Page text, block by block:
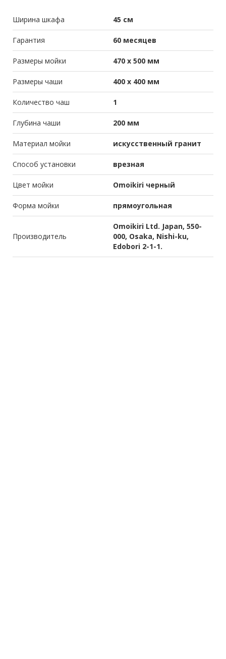
Ширина шкафа 45 см
Гарантия 60 месяцев
Размеры мойки 470 х 500 мм
Размеры чаши 400 х 400 мм
Количество чаш 1
Глубина чаши 200 мм
Материал мойки искусственный гранит
Способ установки врезная
Цвет мойки Omoikiri черный
Форма мойки прямоугольная
Производитель
Omoikiri Ltd. Japan, 550-
000, Osaka, Nishi-ku,
Edobori 2-1-1.